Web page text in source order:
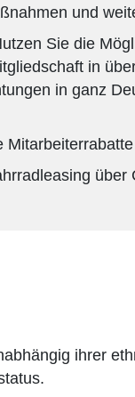
und
Sie die
in
in ganz
über
ihrer